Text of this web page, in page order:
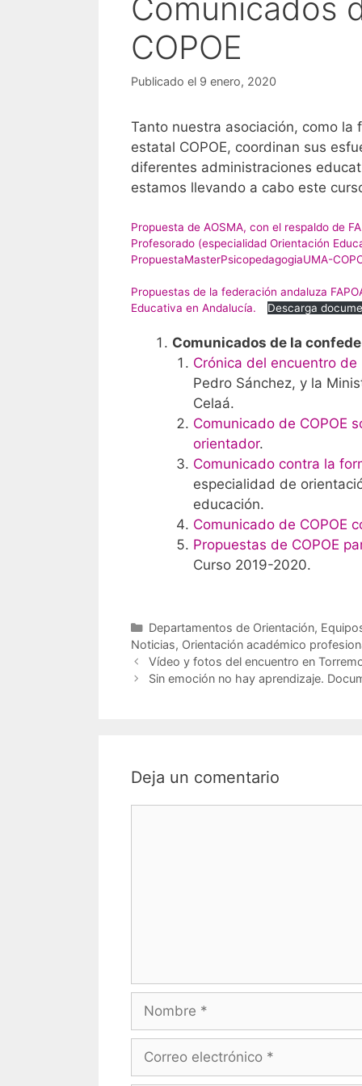
Comunicados
COPOE
Publicado el 9 enero, 2020
Tanto nuestra asociación, como la
estatal COPOE, coordinan sus
diferentes administraciones
estamos llevando a cabo este
Propuesta de AOSMA, con el respaldo de
Profesorado (especialidad Orientación
PropuestaMasterPsicopedagogiaUMA-
Propuestas de la federación andaluza
Educativa en Andalucía.
Descarga
Comunicados de la
Crónica del encuentro de
Pedro Sánchez, y la
Celaá.
Comunicado de COPOE
orientador.
Comunicado contra la
especialidad de
educación.
Comunicado de COPOE
Propuestas de COPOE
Curso 2019-2020.
Categorías
Departamentos de Orientación,
Noticias, Orientación académico
Vídeo y fotos del encuentro en
Sin emoción no hay aprendizaje.
Deja un comentario
electrónico